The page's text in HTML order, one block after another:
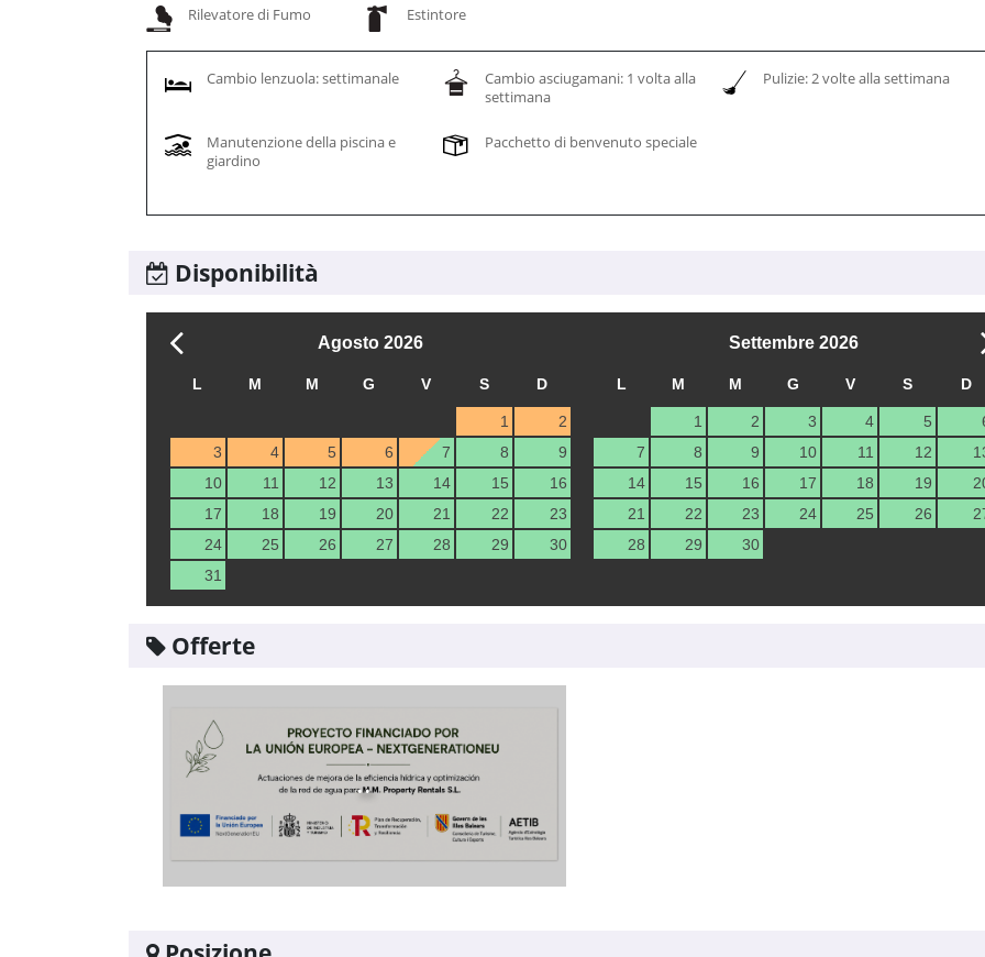
Rilevatore di Fumo Estintore
Cambio lenzuola: settimanale
Cambio asciugamani: 1 volta alla
settimana
Pulizie: 2 volte alla settimana
Manutenzione della piscina e
giardino
Pacchetto di benvenuto speciale
Disponibilità
Agosto 2026
L M M G V S D
1
2
3
4 5 6 7 8
9
10
11 12 13 14 15
16
17
18 19 20 21 22
23
24
25 26 27 28 29
30
31
Settembre 2026
L M M G V S D
1 2 3 4 5
7
8 9 10 11 12
14
15 16 17 18 19
21
22 23 24 25 26
28
29 30
Offerte
..